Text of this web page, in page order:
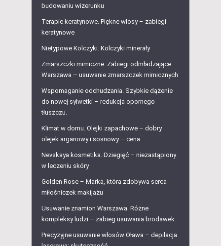
budowaniu wizerunku
Terapie keratynowe. Piękne włosy – zabiegi
keratynowe
Nietypowe Kolczyki. Kolczyki minerały
Zmarszczki mimiczne. Zabiegi odmładzające
Warszawa – usuwanie zmarszczek mimicznych
Wspomaganie odchudzania. Szybkie dążenie
do nowej sylwetki – redukcja opornego
tłuszczu.
Klimat w domu. Olejki zapachowe – dobry
olejek arganowy i sosnowy – cena
Nevskaya kosmetika. Dziegięć – niezastąpiony
w leczeniu skóry
Golden Rose – Marka, która zdobywa serca
miłośniczek makijażu
Usuwanie znamion Warszawa. Różne
kompleksy ludzi – zabieg usuwania brodawek.
Precyzyjne usuwanie włosów Oława – depilacja